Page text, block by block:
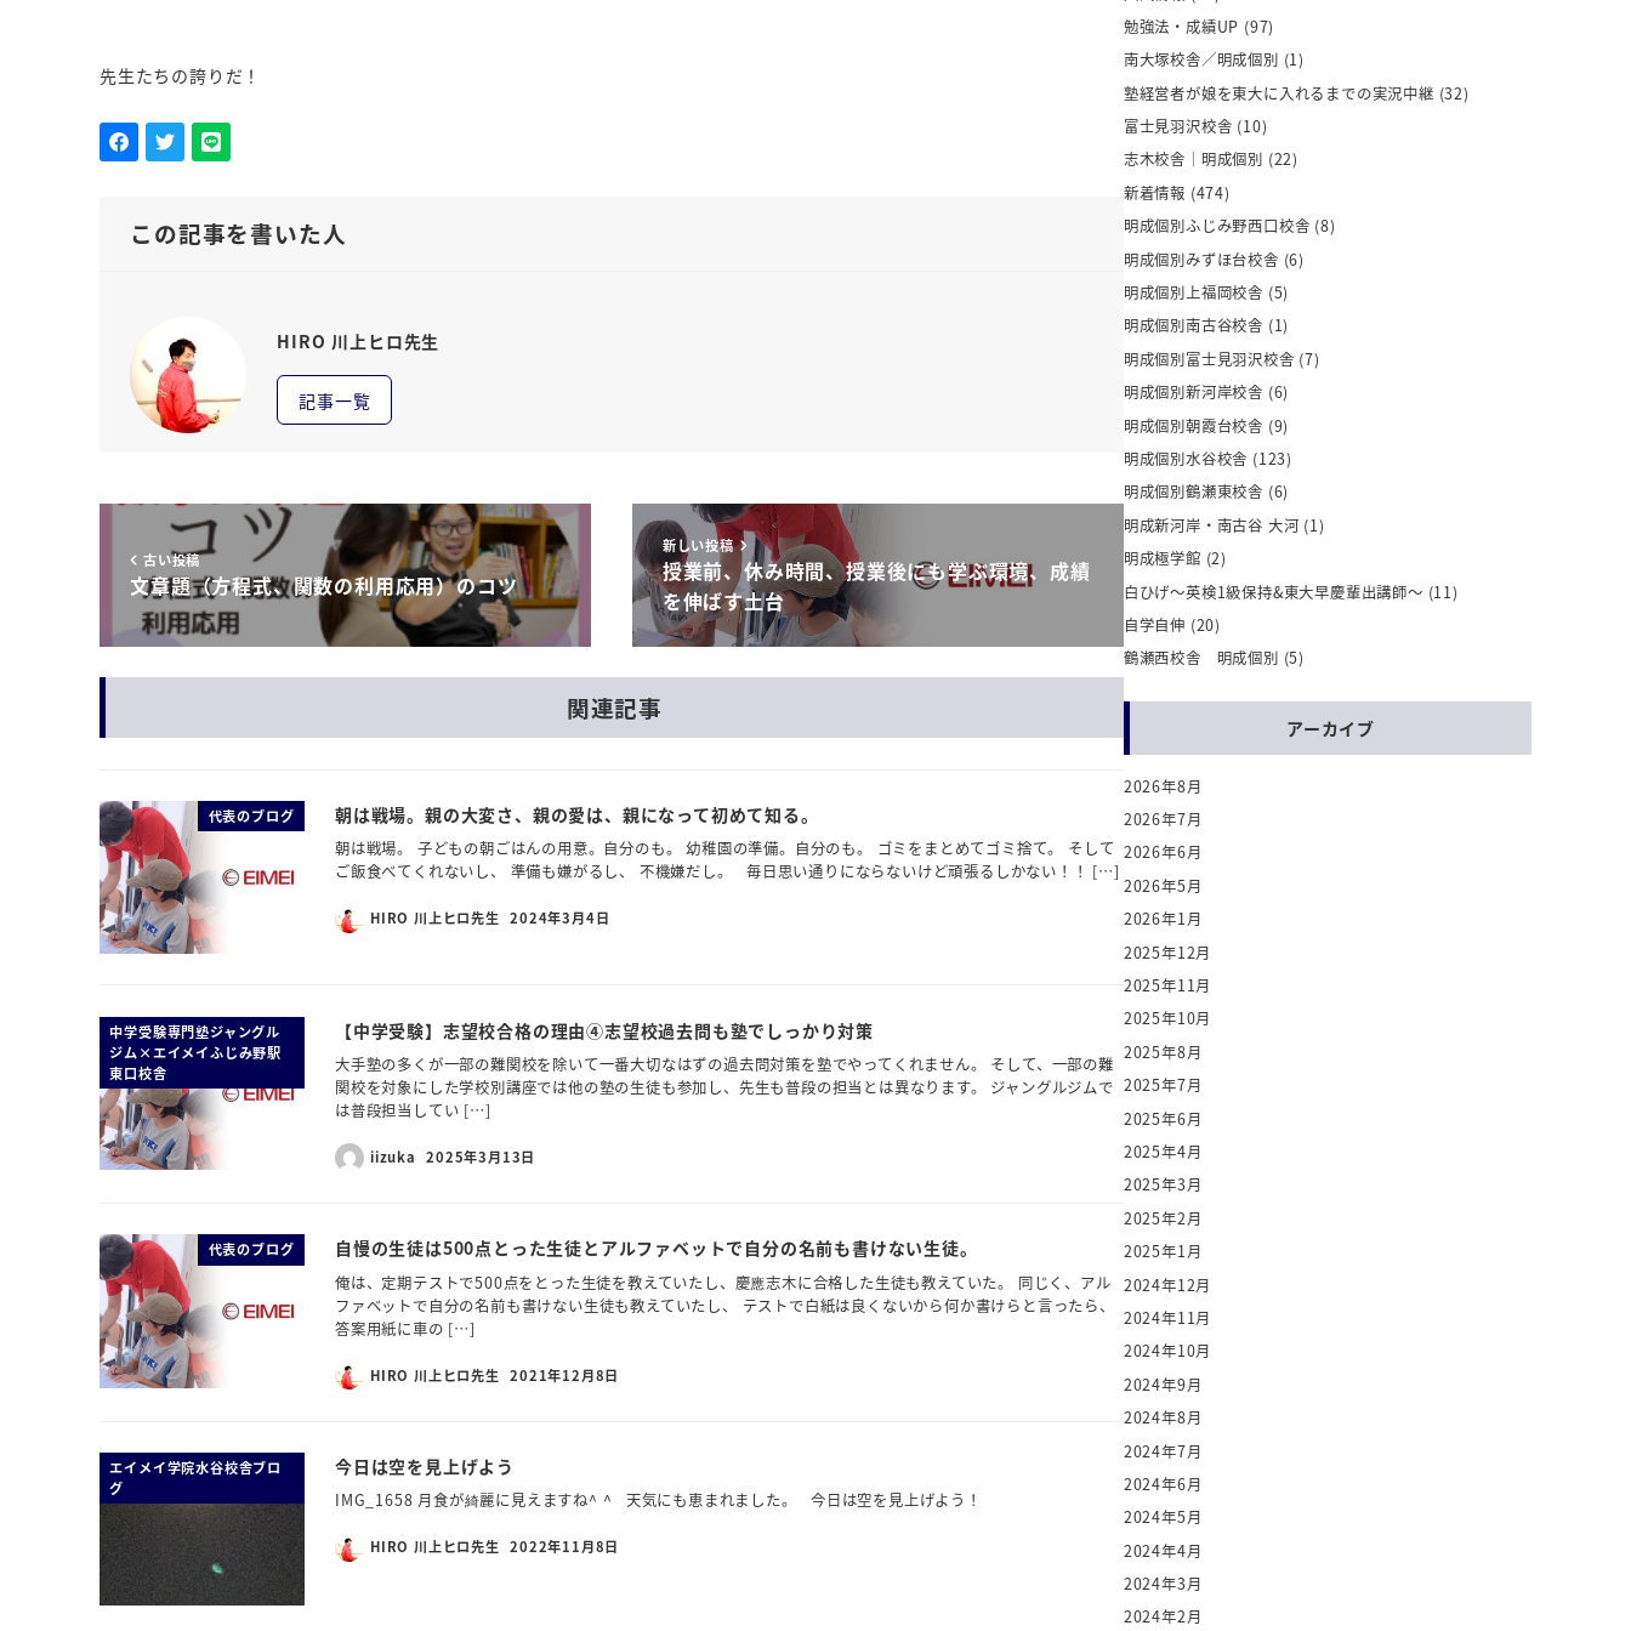
先生たちの誇りだ！
この記事を書いた人
HIRO 川上ヒロ先生
記事一覧
古い投稿
文章題（方程式、関数の利用応用）のコツ
新しい投稿
授業前、休み時間、授業後にも学ぶ環境、成績
を伸ばす土台
関連記事
代表のブログ 朝は戦場。親の大変さ、親の愛は、親になって初めて知る。
朝は戦場。 子どもの朝ごはんの用意。自分のも。 幼稚園の準備。自分のも。 ゴミをまとめてゴミ捨て。 そして
ご飯食べてくれないし、 準備も嫌がるし、 不機嫌だし。 毎日思い通りにならないけど頑張るしかない！！ […]
HIRO 川上ヒロ先生 2024年3月4日
中学受験専門塾ジャングル
ジム×エイメイふじみ野駅
東口校舎
【中学受験】志望校合格の理由④志望校過去問も塾でしっかり対策
大手塾の多くが一部の難関校を除いて一番大切なはずの過去問対策を塾でやってくれません。 そして、一部の難
関校を対象にした学校別講座では他の塾の生徒も参加し、先生も普段の担当とは異なります。 ジャングルジムで
は普段担当してい […]
iizuka 2025年3月13日
代表のブログ 自慢の生徒は500点とった生徒とアルファベットで自分の名前も書けない生徒。
俺は、定期テストで500点をとった生徒を教えていたし、慶應志木に合格した生徒も教えていた。 同じく、アル
ファベットで自分の名前も書けない生徒も教えていたし、 テストで白紙は良くないから何か書けらと言ったら、
答案用紙に車の […]
HIRO 川上ヒロ先生 2021年12月8日
エイメイ学院水谷校舎ブロ
グ
今日は空を見上げよう
IMG_1658 月食が綺麗に見えますね^ ^ 天気にも恵まれました。 今日は空を見上げよう！
HIRO 川上ヒロ先生 2022年11月8日
勉強法・成績UP (97)
南大塚校舎／明成個別 (1)
塾経営者が娘を東大に入れるまでの実況中継 (32)
富士見羽沢校舎 (10)
志木校舎｜明成個別 (22)
新着情報 (474)
明成個別ふじみ野西口校舎 (8)
明成個別みずほ台校舎 (6)
明成個別上福岡校舎 (5)
明成個別南古谷校舎 (1)
明成個別富士見羽沢校舎 (7)
明成個別新河岸校舎 (6)
明成個別朝霞台校舎 (9)
明成個別水谷校舎 (123)
明成個別鶴瀬東校舎 (6)
明成新河岸・南古谷 大河 (1)
明成極学館 (2)
白ひげ～英検1級保持&東大早慶輩出講師～ (11)
自学自伸 (20)
鶴瀬西校舎 明成個別 (5)
アーカイブ
2026年8月
2026年7月
2026年6月
2026年5月
2026年1月
2025年12月
2025年11月
2025年10月
2025年8月
2025年7月
2025年6月
2025年4月
2025年3月
2025年2月
2025年1月
2024年12月
2024年11月
2024年10月
2024年9月
2024年8月
2024年7月
2024年6月
2024年5月
2024年4月
2024年3月
2024年2月